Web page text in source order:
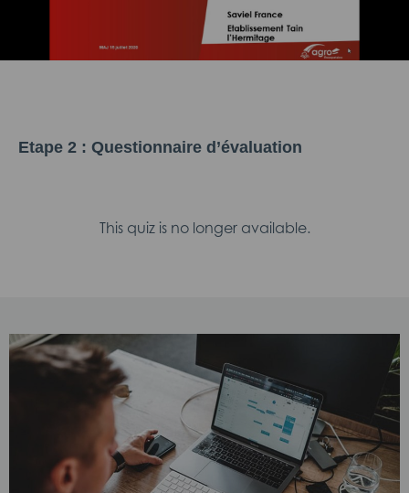
Etape 2 : Questionnaire d’évaluation
This quiz is no longer available.